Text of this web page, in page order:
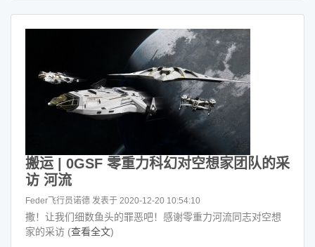
搬运 | 0GSF 零重力科幻对空想家团队的采
访 河流
Feder飞行员诺德 发表于 2020-12-20 10:54:10
撒！让我们细数鱼头的罪恶吧！感谢零重力河流同志对空想
家的采访 (查看全文)